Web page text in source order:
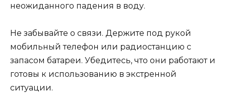
неожиданного падения в воду.
Не забывайте о связи. Держите под рукой
мобильный телефон или радиостанцию с
запасом батареи. Убедитесь, что они работают и
готовы к использованию в экстренной
ситуации.